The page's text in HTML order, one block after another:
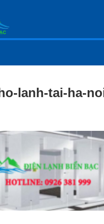
lanh-tai-ha-